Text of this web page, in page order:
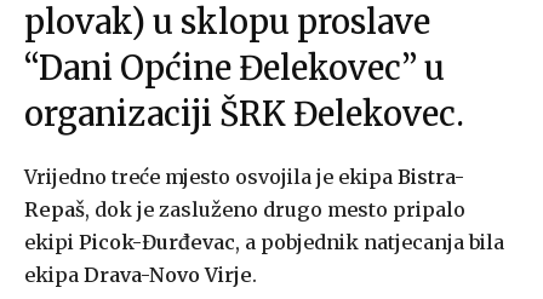
plovak) u sklopu proslave
“Dani Općine Đelekovec” u
organizaciji ŠRK Đelekovec.
Vrijedno treće mjesto osvojila je ekipa Bistra-
Repaš, dok je zasluženo drugo mesto pripalo
ekipi Picok-Đurđevac, a pobjednik natjecanja bila
ekipa Drava-Novo Virje.